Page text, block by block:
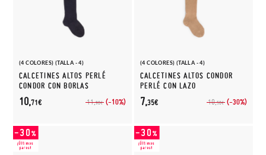
(4 COLORES) (TALLA - 4)
CALCETINES ALTOS PERLÉ
CONDOR CON BORLAS
11,90€ (-10%)
10,71€
(4 COLORES) (TALLA - 4)
CALCETINES ALTOS CONDOR
PERLÉ CON LAZO
10,50€ (-30%)
7,35€